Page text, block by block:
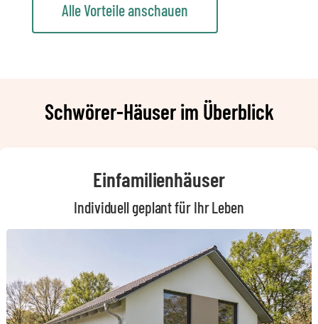
Alle Vorteile anschauen
Schwörer-Häuser im Überblick
Einfamilienhäuser
Individuell geplant für Ihr Leben